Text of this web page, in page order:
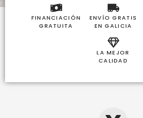
FINANCIACIÓN
GRATUITA
ENVÍO GRATIS
EN GALICIA
LA MEJOR
CALIDAD